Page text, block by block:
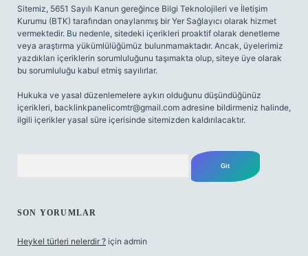
Sitemiz, 5651 Sayılı Kanun gereğince Bilgi Teknolojileri ve İletişim
Kurumu (BTK) tarafından onaylanmış bir Yer Sağlayıcı olarak hizmet
vermektedir. Bu nedenle, sitedeki içerikleri proaktif olarak denetleme
veya araştırma yükümlülüğümüz bulunmamaktadır. Ancak, üyelerimiz
yazdıkları içeriklerin sorumluluğunu taşımakta olup, siteye üye olarak
bu sorumluluğu kabul etmiş sayılırlar.
Hukuka ve yasal düzenlemelere aykırı olduğunu düşündüğünüz
içerikleri, backlinkpanelicomtr@gmail.com adresine bildirmeniz halinde,
ilgili içerikler yasal süre içerisinde sitemizden kaldırılacaktır.
SON YORUMLAR
Heykel türleri nelerdir ? için admin